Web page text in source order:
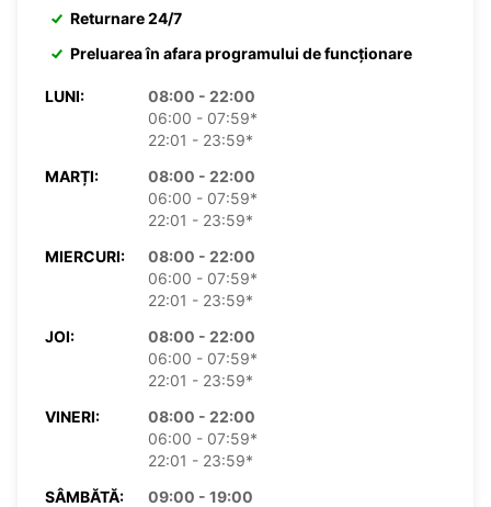
Returnare 24/7
Preluarea în afara programului de funcționare
LUNI:
08:00 - 22:00
06:00 - 07:59*
22:01 - 23:59*
MARȚI:
08:00 - 22:00
06:00 - 07:59*
22:01 - 23:59*
MIERCURI:
08:00 - 22:00
06:00 - 07:59*
22:01 - 23:59*
JOI:
08:00 - 22:00
06:00 - 07:59*
22:01 - 23:59*
VINERI:
08:00 - 22:00
06:00 - 07:59*
22:01 - 23:59*
SÂMBĂTĂ:
09:00 - 19:00